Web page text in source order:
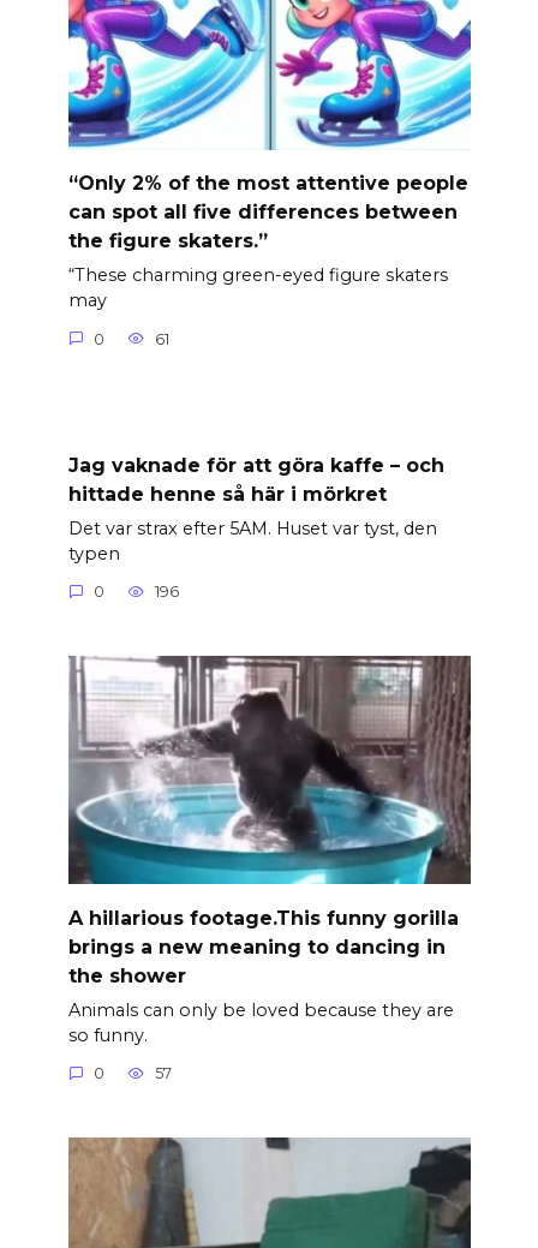
“Only 2% of the most attentive people
can spot all five differences between
the figure skaters.”
“These charming green-eyed figure skaters
may
0 61
Jag vaknade för att göra kaffe – och
hittade henne så här i mörkret
Det var strax efter 5AM. Huset var tyst, den
typen
0 196
A hillarious footage.This funny gorilla
brings a new meaning to dancing in
the shower
Animals can only be loved because they are
so funny.
0 57